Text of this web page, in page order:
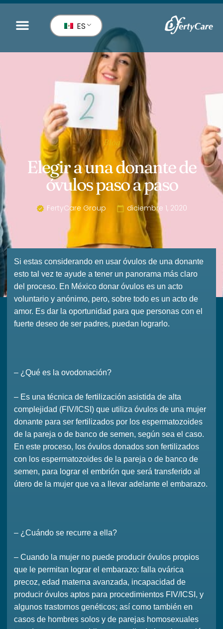
ES
Blog
Elegir a una donante de
óvulos paso a paso
FertyCare Group diciembre 1, 2020
Si estas considerando en usar óvulos de una donante
esto tal vez te ayude a tener un panorama más claro
del proceso. En México donar óvulos es un acto
voluntario y anónimo, pero, sobre todo es un acto de
amor. Es dar la oportunidad para que personas con el
fuerte deseo de ser padres, puedan lograrlo.
– ¿Qué es la ovodonación?
– Es una técnica de fertilización asistida de alta
complejidad (FIV/ICSI) que utiliza óvulos de una mujer
donante para ser fertilizados por los espermatozoides
de la pareja o de banco de semen, según sea el caso.
En este proceso, los óvulos donados son fertilizados
con los espermatozoides de la pareja o de banco de
semen, para lograr el embrión que será transferido al
útero de la mujer que va a llevar adelante el embarazo.
– ¿Cuándo se recurre a ella?
– Cuando la mujer no puede producir óvulos propios
que le permitan lograr el embarazo: falla ovárica
precoz, edad materna avanzada, incapacidad de
producir óvulos aptos para procedimientos FIV/ICSI, y
algunos trastornos genéticos; así como también en
casos de hombres solos y de parejas homosexuales